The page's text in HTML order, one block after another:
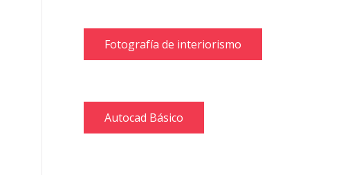
Fotografía de interiorismo
Autocad Básico